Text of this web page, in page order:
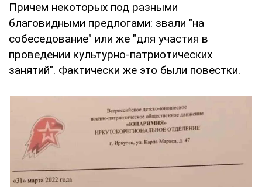
Причем некоторых под разными
благовидными предлогами: звали "на
собеседование" или же "для участия в
проведении культурно-патриотических
занятий". Фактически же это были повестки.